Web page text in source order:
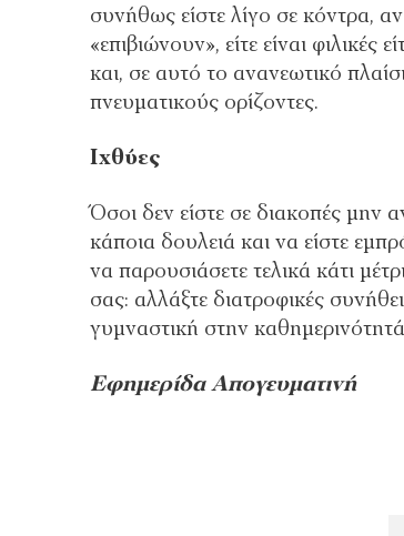
συνήθως είστε λίγο σε κόντρα,
«επιβιώνουν», είτε είναι
και, σε αυτό το ανανεωτικό
πνευματικούς ορίζοντες.
Ιχθύες
Όσοι δεν είστε σε διακοπές μην
κάποια δουλειά και να είστε
να παρουσιάσετε τελικά κάτι
σας: αλλάξτε διατροφικές
γυμναστική στην
Εφημερίδα Απογευματινή